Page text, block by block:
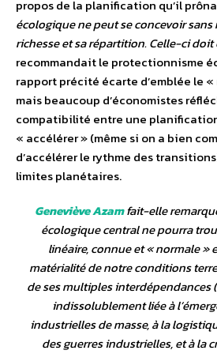
propos de la planification qu’il
écologique ne peut se concevoir sans
richesse et sa répartition. Celle-ci
recommandait le protectionnisme
rapport précité écarte d’emblée le
mais beaucoup d’économistes
compatibilité entre une
« accélérer » (même si on a bien
d’accélérer le rythme des
limites planétaires.
Geneviève Azamfait-elle
écologique central ne pourra
linéaire, connue et « normale »
matérialité de notre conditions
de ses multiples interdépendances
indissolublement liée à
industrielles de masse, à la
des guerres industrielles, et à la